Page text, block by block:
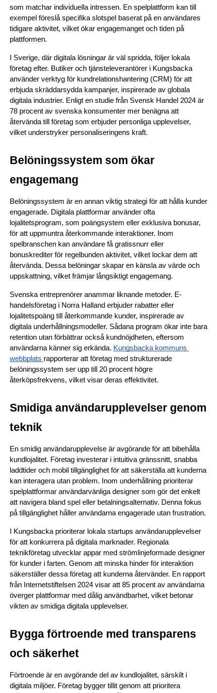
som matchar individuella intressen. En spelplattform kan till
exempel föreslå specifika slotspel baserat på en användares
tidigare aktivitet, vilket ökar engagemanget och tiden på
plattformen.
I Sverige, där digitala lösningar är väl spridda, följer lokala
företag efter. Butiker och tjänsteleverantörer i Kungsbacka
använder verktyg för kundrelationshantering (CRM) för att
erbjuda skräddarsydda kampanjer, inspirerade av globala
digitala industrier. Enligt en studie från Svensk Handel 2024 är
78 procent av svenska konsumenter mer benägna att
återvända till företag som erbjuder personliga upplevelser,
vilket understryker personaliseringens kraft.
Belöningssystem som ökar
engagemang
Belöningssystem är en annan viktig strategi för att hålla kunder
engagerade. Digitala plattformar använder ofta
lojalitetsprogram, som poängsystem eller exklusiva bonusar,
för att uppmuntra återkommande interaktioner. Inom
spelbranschen kan användare få gratissnurr eller
bonuskrediter för regelbunden aktivitet, vilket lockar dem att
återvända. Dessa belöningar skapar en känsla av värde och
uppskattning, vilket främjar långsiktigt engagemang.
Svenska entreprenörer anammar liknande metoder. E-
handelsföretag i Norra Halland erbjuder rabatter eller
lojalitetspoäng till återkommande kunder, inspirerade av
digitala underhållningsmodeller. Sådana program ökar inte bara
retention utan förbättrar också kundnöjdheten, eftersom
användarna känner sig erkända. Kungsbacka kommuns
webbplats rapporterar att företag med strukturerade
belöningssystem ser upp till 20 procent högre
återköpsfrekvens, vilket visar deras effektivitet.
Smidiga användarupplevelser genom
teknik
En smidig användarupplevelse är avgörande för att bibehålla
kundlojalitet. Företag investerar i intuitiva gränssnitt, snabba
laddtider och mobil tillgänglighet för att säkerställa att kunderna
kan interagera utan problem. Inom underhållning prioriterar
spelplattformar användarvänliga designer som gör det enkelt
att navigera bland spel eller betalningsalternativ. Denna fokus
på tillgänglighet håller användarna engagerade utan frustration.
I Kungsbacka prioriterar lokala startups användarupplevelser
för att konkurrera på digitala marknader. Regionala
teknikföretag utvecklar appar med strömlinjeformade designer
för kunder i farten. Genom att minska hinder för interaktion
säkerställer dessa företag att kunderna återvänder. En rapport
från Internetstiftelsen 2024 visar att 85 procent av användarna
överger plattformar med dålig användbarhet, vilket betonar
vikten av smidiga digitala upplevelser.
Bygga förtroende med transparens
och säkerhet
Förtroende är en avgörande del av kundlojalitet, särskilt i
digitala miljöer. Företag bygger tillit genom att prioritera